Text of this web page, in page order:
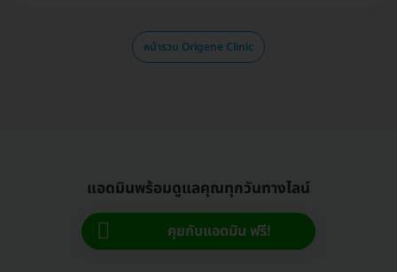
หน้ารวม Origene Clinic
แอดมินพร้อมดูแลคุณทุกวันทางไลน์
คุยกับแอดมิน ฟรี!